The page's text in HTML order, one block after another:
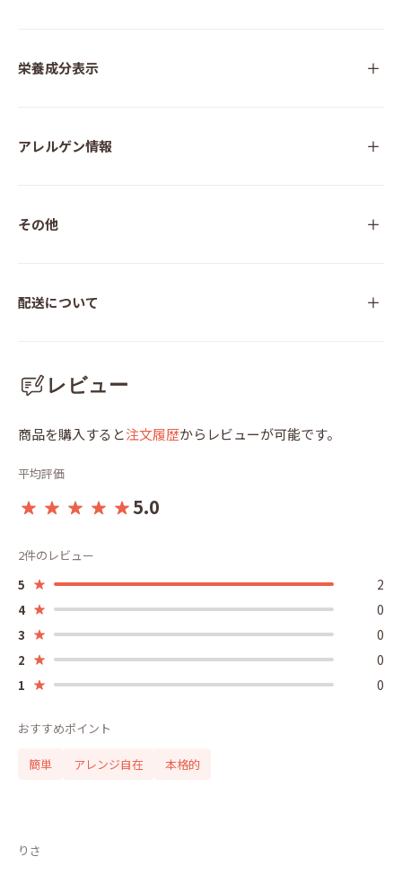
栄養成分表示
アレルゲン情報
その他
配送について
レビュー
商品を購入すると注文履歴からレビューが可能です。
りさ
平均評価
5.0
2件のレビュー
5
2
4 0
3 0
2 0
1 0
おすすめポイント
簡単 アレンジ自在 本格的